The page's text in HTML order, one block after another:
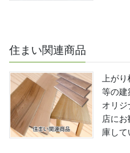
住まい関連商品
上が
等の建
オリジ
店に
庫して